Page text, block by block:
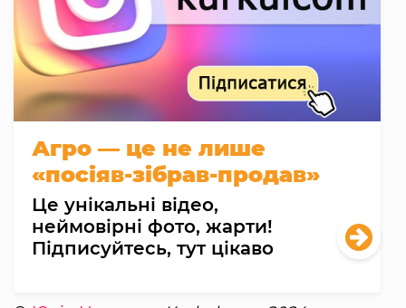
Агро — це не лише
«посіяв-зібрав-продав»
Це унікальні відео,
неймовірні фото, жарти!
Підписуйтесь, тут цікаво